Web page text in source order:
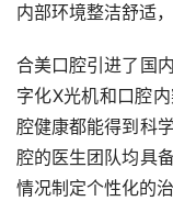
内部环境整洁舒适
合美口腔引进了国
字化X光机和口腔
腔健康都能得到科
腔的医生团队均具
情况制定个性化的治